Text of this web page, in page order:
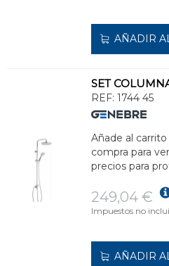
AÑADIR
SET
REF: 1744 45
Añade al
compra para
precios para
249,04 €
Impuestos no
AÑADIR